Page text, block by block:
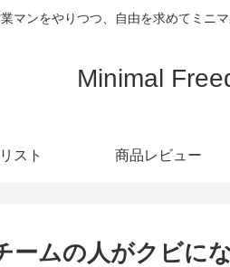
マンをやりつつ、自由を求めてミニ
Minimal
スト 商品レビュー
ームの人がクビに